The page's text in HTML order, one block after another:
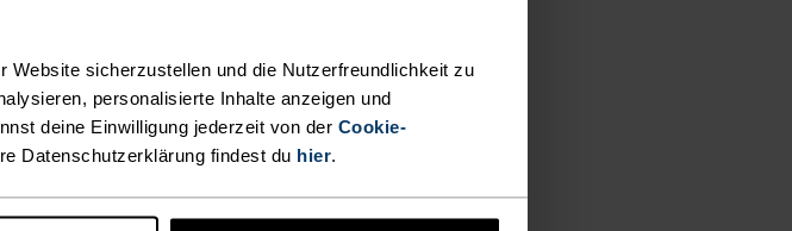
sicherzustellen und die Nutzerfreundlichkeit zu
personalisierte Inhalte anzeigen und
deine Einwilligung jederzeit von der Cookie-
Datenschutzerklärung findest du hier.
MACHEN